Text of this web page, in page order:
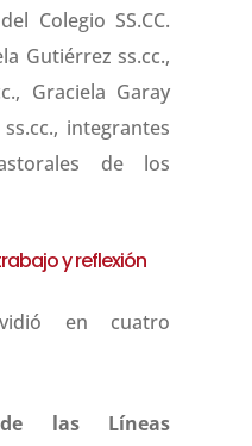
Colegio SS.CC.
Gutiérrez ss.cc.,
Graciela Garay
integrantes
de los
y reflexión
en cuatro
de las Líneas